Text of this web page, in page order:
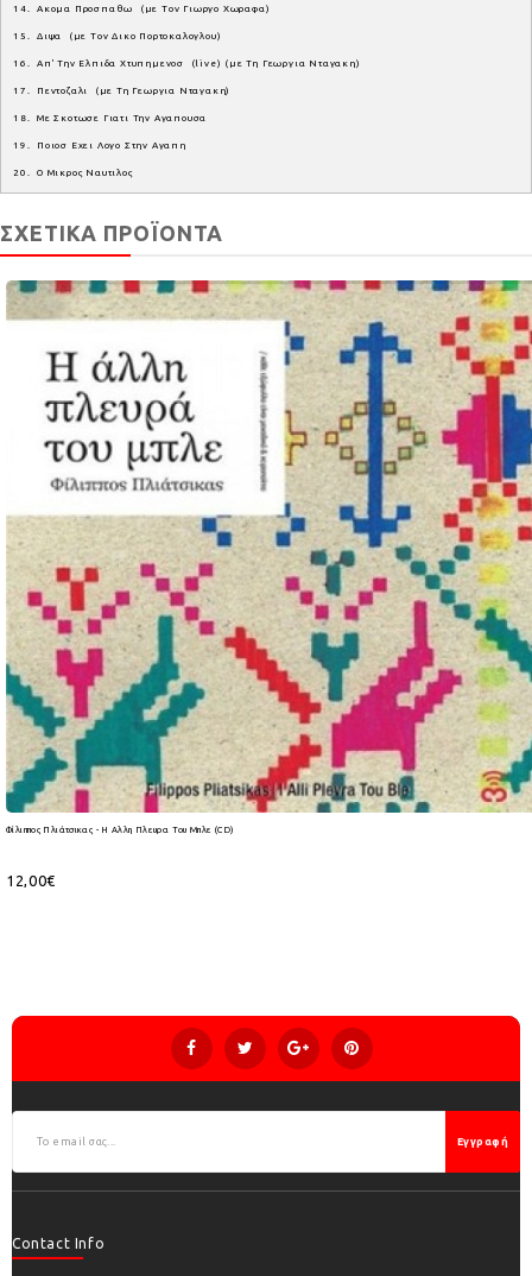
14. Ακομα Προσπαθω (με Τον Γιωργο Χωραφα)
15. Διψα (με Τον Δικο Πορτοκαλογλου)
16. Απ' Την Ελπιδα Χτυπημενοσ (live) (με Τη Γεωργια Νταγακη)
17. Πεντοζαλι (με Τη Γεωργια Νταγακη)
18. Με Σκοτωσε Γιατι Την Αγαπουσα
19. Ποιοσ Εχει Λογο Στην Αγαπη
20. Ο Μικρος Ναυτιλος
ΣΧΕΤΙΚΆ ΠΡΟΪΌΝΤΑ
Φίλιππος Πλιάτσικας - Η Αλλη Πλευρα Του Μπλε (CD)
12,00€
Εγγραφή
Contact Info